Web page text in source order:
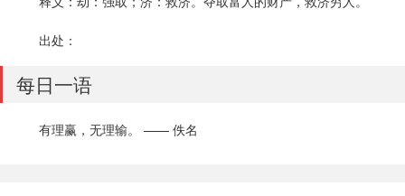
出处：
每日一语
有理赢，无理输。 —— 佚名